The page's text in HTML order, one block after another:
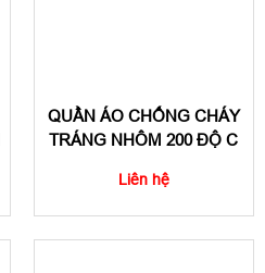
QUẦN ÁO CHỐNG CHÁY
TRÁNG NHÔM 200 ĐỘ C
Liên hệ